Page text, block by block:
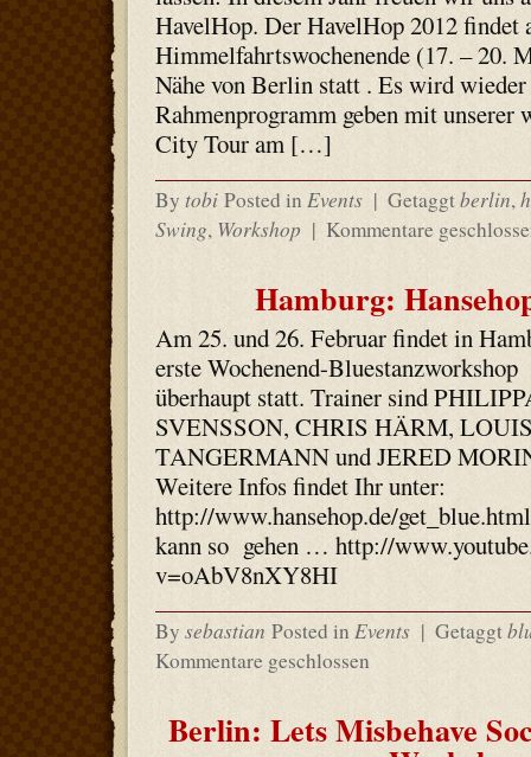
HavelHop. Der HavelHop 2012 findet
Himmelfahrtswochenende (17. – 20.
Nähe von Berlin statt . Es wird
Rahmenprogramm geben mit unserer
City Tour am […]
By tobi Posted in Events | Getaggtberlin,
Swing, Workshop | Kommentare
Hamburg:
Am 25. und 26. Februar findet in
erste Wochenend-Bluestanzworkshop
überhaupt statt. Trainer sind
SVENSSON, CHRIS HÄRM,
TANGERMANN und JERED
Weitere Infos findet Ihr unter:
http://www.hansehop.de/
kann so gehen … http://
v=oAbV8nXY8HI
By sebastian Posted in Events | Getaggt
Kommentare geschlossen
Berlin: Lets Misbehave